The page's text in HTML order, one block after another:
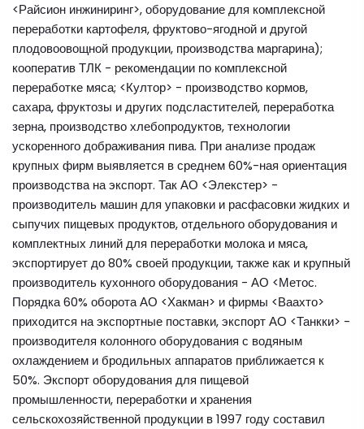
<Райсион инжиниринг>, оборудование для комплексной
переработки картофеля, фруктово-ягодной и другой
плодовоовощной продукции, производства маргарина);
кооператив ТЛК - рекомендации по комплексной
переработке мяса; <Култор> - производство кормов,
сахара, фруктозы и других подсластителей, переработка
зерна, производство хлебопродуктов, технологии
ускоренного дображивания пива. При анализе продаж
крупных фирм выявляется в среднем 60%-ная ориентация
производства на экспорт. Так АО <Элекстер> -
производитель машин для упаковки и расфасовки жидких и
сыпучих пищевых продуктов, отдельного оборудования и
комплектных линий для переработки молока и мяса,
экспортирует до 80% своей продукции, также как и крупный
производитель кухонного оборудования - АО <Метос.
Порядка 60% оборота АО <Хакман> и фирмы <Ваахто>
приходится на экспортные поставки, экспорт АО <Танкки> -
производителя колонного оборудования с водяным
охлаждением и бродильных аппаратов приближается к
50%. Экспорт оборудования для пищевой
промышленности, переработки и хранения
сельскохозяйственной продукции в 1997 году составил